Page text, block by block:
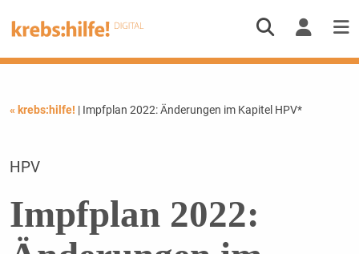
« krebs:hilfe! | Impfplan 2022: Änderungen im Kapitel HPV*
HPV
Impfplan 2022: